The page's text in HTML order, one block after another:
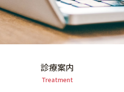
診療案内
Treatment